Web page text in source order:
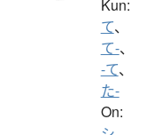
Kun:
て、
て-、
-て、
た-
On: